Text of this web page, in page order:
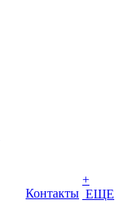
Контакты
+
ЕЩЕ